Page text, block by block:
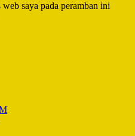
saya pada peramban ini